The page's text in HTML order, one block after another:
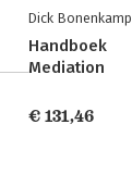
Dick Bonenkamp
Handboek
Mediation
€ 131,46